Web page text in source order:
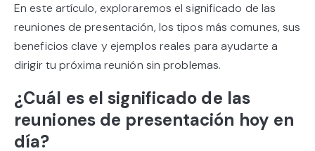
En este artículo, exploraremos el significado de las
reuniones de presentación, los tipos más comunes, sus
beneficios clave y ejemplos reales para ayudarte a
dirigir tu próxima reunión sin problemas.
¿Cuál es el significado de las
reuniones de presentación hoy en
día?